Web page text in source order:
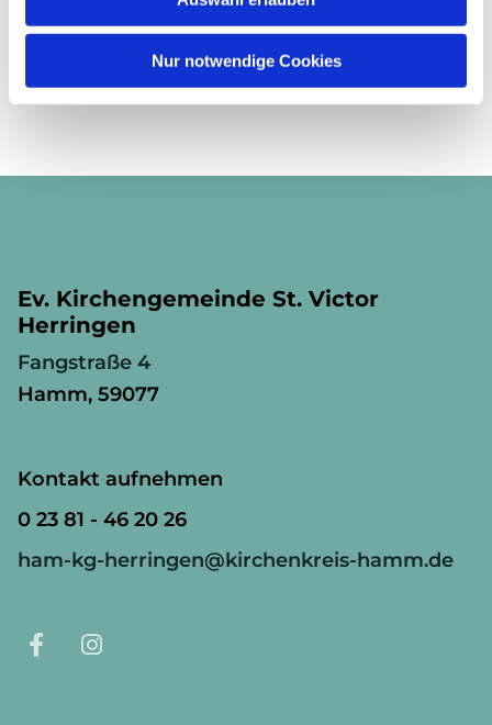
Nur notwendige Cookies
Ev. Kirchengemeinde St. Victor
Herringen
Fangstraße 4
Hamm, 59077
Kontakt aufnehmen
0 23 81 - 46 20 26
ham-kg-herringen@kirchenkreis-hamm.de